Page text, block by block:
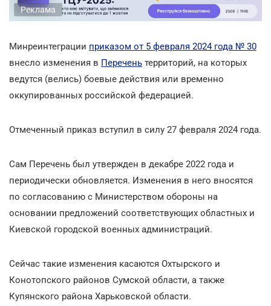
Реклама
Минреинтеграции приказом от 5 февраля 2024 года № 30
внесло изменения в Перечень территорий, на которых
ведутся (велись) боевые действия или временно
оккупированных российской федерацией.
Отмеченный приказ вступил в силу 27 февраля 2024 года.
Сам Перечень был утвержден в декабре 2022 года и
периодически обновляется. Изменения в него вносятся
по согласованию с Министерством обороны на
основании предложений соответствующих областных и
Киевской городской военных администраций.
Сейчас такие изменения касаются Охтырского и
Конотопского районов Сумской области, а также
Купянского района Харьковской области.